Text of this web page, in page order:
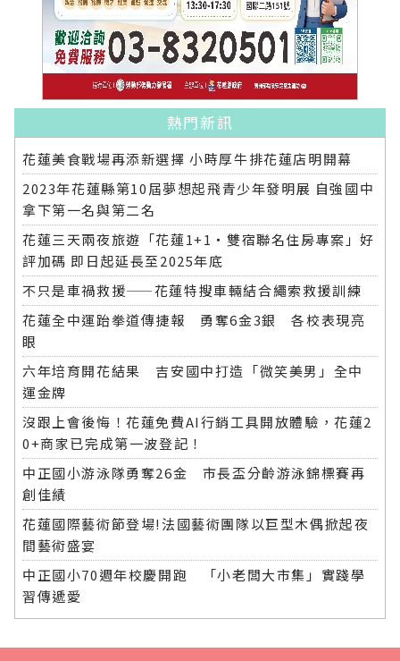
熱門新訊
花蓮美食戰場再添新選擇 小時厚牛排花蓮店明開幕
2023年花蓮縣第10屆夢想起飛青少年發明展 自強國中
拿下第一名與第二名
花蓮三天兩夜旅遊「花蓮1+1‧雙宿聯名住房專案」好
評加碼 即日起延長至2025年底
不只是車禍救援——花蓮特搜車輛結合繩索救援訓練
花蓮全中運跆拳道傳捷報 勇奪6金3銀 各校表現亮
眼
六年培育開花結果 吉安國中打造「微笑美男」全中
運金牌
沒跟上會後悔！花蓮免費AI行銷工具開放體驗，花蓮2
0+商家已完成第一波登記！
中正國小游泳隊勇奪26金 市長盃分齡游泳錦標賽再
創佳績
花蓮國際藝術節登場!法國藝術團隊以巨型木偶掀起夜
間藝術盛宴
中正國小70週年校慶開跑 「小老闆大市集」實踐學
習傳遞愛